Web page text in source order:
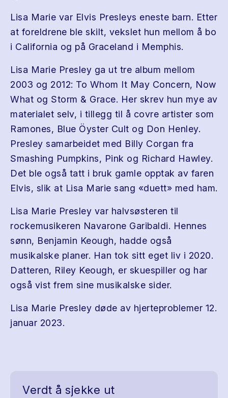
Lisa Marie var Elvis Presleys eneste barn. Etter
at foreldrene ble skilt, vekslet hun mellom å bo
i California og på Graceland i Memphis.
Lisa Marie Presley ga ut tre album mellom
2003 og 2012: To Whom It May Concern, Now
What og Storm & Grace. Her skrev hun mye av
materialet selv, i tillegg til å covre artister som
Ramones, Blue Öyster Cult og Don Henley.
Presley samarbeidet med Billy Corgan fra
Smashing Pumpkins, Pink og Richard Hawley.
Det ble også tatt i bruk gamle opptak av faren
Elvis, slik at Lisa Marie sang «duett» med ham.
Lisa Marie Presley var halvsøsteren til
rockemusikeren Navarone Garibaldi. Hennes
sønn, Benjamin Keough, hadde også
musikalske planer. Han tok sitt eget liv i 2020.
Datteren, Riley Keough, er skuespiller og har
også vist frem sine musikalske sider.
Lisa Marie Presley døde av hjerteproblemer 12.
januar 2023.
Verdt å sjekke ut